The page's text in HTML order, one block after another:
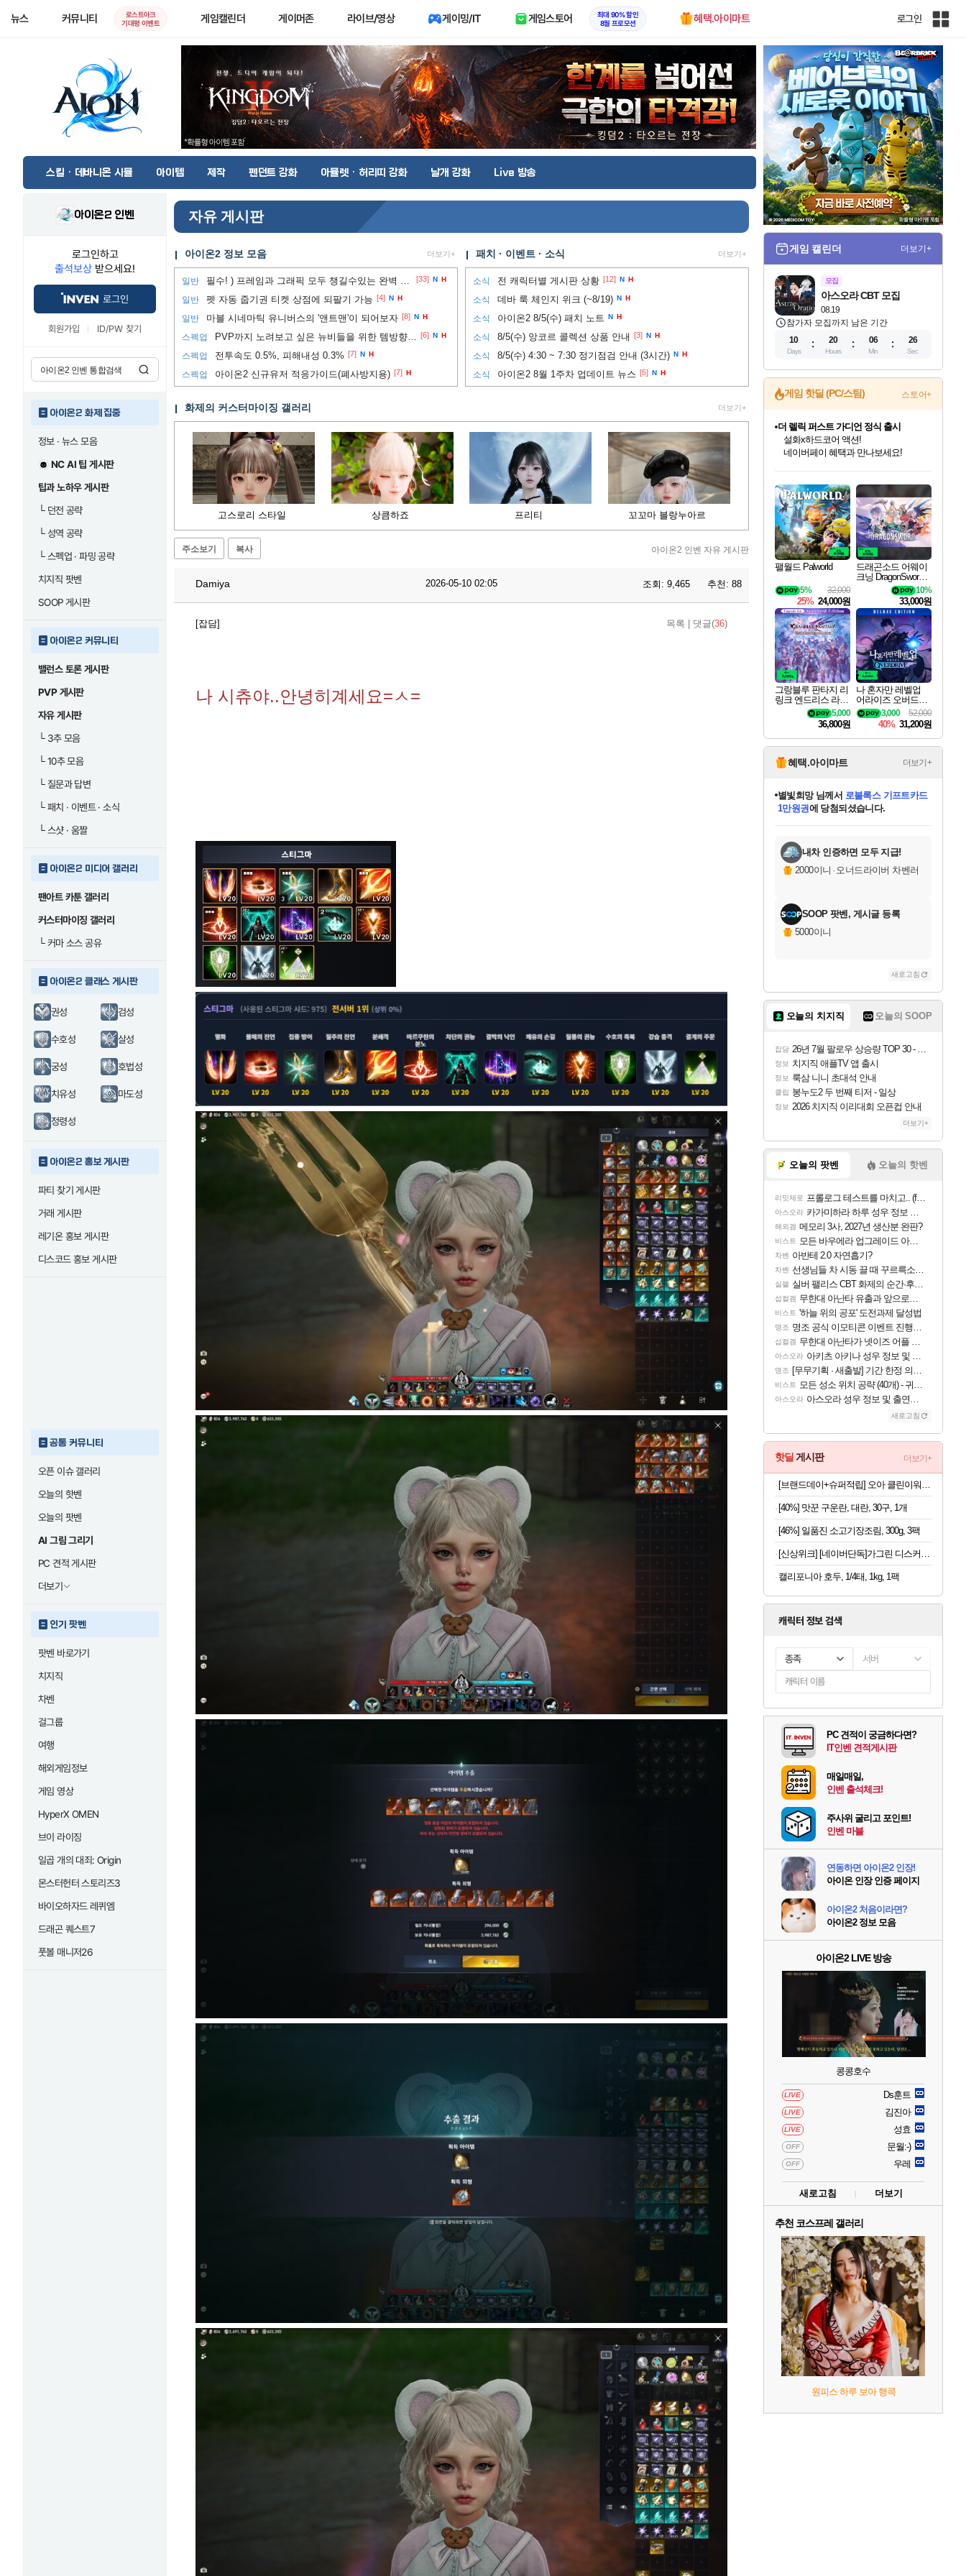
뉴스 커뮤니티
로스트아크
기대평 이벤트
게임캘린더 게이머존 라이브/영상 게이밍/IT 게임스토어
최대 90% 할인
8월 프로모션
혜택.아이마트 로그인
인
사
이
트
맵
스킬 · 데바니온 시뮬 아이템 제작 펜던트 강화 아뮬렛 · 허리띠 강화 날개 강화 Live 방송
아이온2 인벤
로그인하고
출석보상 받으세요!
로그인
회원가입 ID/PW 찾기
아이온2 화제 집중
정보 · 뉴스 모음
NC AI 팁 게시판
팁과 노하우 게시판
└던전 공략
└성역 공략
└스펙업 · 파밍 공략
치지직 팟벤
SOOP 게시판
아이온2 커뮤니티
밸런스 토론 게시판
PVP 게시판
자유 게시판
└3추 모음
└10추 모음
└질문과 답변
└패치 · 이벤트 · 소식
└스샷 · 움짤
아이온2 미디어 갤러리
팬아트 카툰 갤러리
커스터마이징 갤러리
└커마 소스 공유
아이온2 클래스 게시판
권성 검성
수호성 살성
궁성 호법성
치유성 마도성
정령성
아이온2 홍보 게시판
파티 찾기 게시판
거래 게시판
레기온 홍보 게시판
디스코드 홍보 게시판
공통 커뮤니티
오픈 이슈 갤러리
오늘의 핫벤
오늘의 팟벤
AI 그림 그리기
PC 견적 게시판
더보기
인기 팟벤
팟벤 바로가기
치지직
차벤
걸그룹
여행
해외게임정보
게임 영상
HyperX OMEN
브이 라이징
일곱 개의 대죄: Origin
몬스터헌터 스토리즈3
바이오하자드 레퀴엠
드래곤 퀘스트7
풋볼 매니저26
자유 게시판
아이온2 정보 모음 더보기+
일반 필수! ) 프레임과 그래픽 모두 챙길수있는 완벽 세팅법!! [33] N H
일반 펫 자동 줍기권 티켓 상점에 되팔기 가능 [4] N H
일반 마블 시네마틱 유니버스의 '앤트맨'이 되어보자 [8] N H
스펙업 PVP까지 노려보고 싶은 뉴비들을 위한 템방향성 추천 [6] N H
스펙업 전투속도 0.5%, 피해내성 0.3% [7] N H
스펙업 아이온2 신규유저 적응가이드(폐사방지용) [7] H
패치 · 이벤트 · 소식 더보기+
소식 전 캐릭터별 게시판 상황 [12] N H
소식 데바 룩 체인지 위크 (~8/19) N H
소식 아이온2 8/5(수) 패치 노트 N H
소식 8/5(수) 앙코르 콜렉션 상품 안내 [3] N H
소식 8/5(수) 4:30 ~ 7:30 정기점검 안내 (3시간) N H
소식 아이온2 8월 1주차 업데이트 뉴스 [5] N H
화제의 커스터마이징 갤러리 더보기+
고스로리 스타일 상큼하죠 프리티 꼬꼬마 블랑누아르
주소보기 복사 아이온2 인벤 자유 게시판
Damiya 2026-05-10 02:05 조회: 9,465 추천: 88
[잡담] 목록 댓글(36)
나 시츄야..안녕히계세요=ㅅ=
게임 캘린더 더보기+
모집
08.19
아스오라 CBT 모집
참가자 모집까지 남은 기간
10
Days
20
Hours
06
Min
24
Sec
게임 핫딜 (PC/스팀) 스토어+
최대 90% 할인가를 만나보세요!
네이버혜택과 함께 만나보세요!
50%할인&추가 적립까지!
네이버 포인트 혜택까지!
이니&베니 혜택까지!
네이버 혜택가와 함께 예약하세요!
할인&네이버혜택으로 만나보세요!
더 렐릭 퍼스트 가디언 정식 출시
설화x하드코어 액션!
네이버페이 혜택과 만나보세요!
40주년 프로모션으로 만나보세요!
할인가에 만나보세요!
일부 에디션 상시 할인!
혜택으로 예약 판매 중
편안하게 충전하세요
팰월드 Palworld
32,000
5%
25% 24,000원
드래곤소드 어웨이
크닝 DragonSword A
10%
33,000원
그랑블루 판타지 리
링크 엔드리스 라그
나로크 업그레이드
킷 Granblue Fantasy
Relink Endless Ragn
arok Upgrade Kit DL
C
5,000
36,800원
나 혼자만 레벨업
어라이즈 오버드라
이브 디럭스 에디션
Solo Leveling Arise
Overdrive Deluxe Edi
tion
52,000
3,000
40% 31,200원
혜택.아이마트 더보기+
교환.
당첨되셨습니다.
당첨되셨습니다.
당첨되셨습니다.
별빛희망님께서 로블록스 기프트카드
1만원권에 당첨되셨습니다.
당첨되셨습니다.
당첨되셨습니다.
당첨되셨습니다.
당첨되셨습니다.
에디션 (스팀코드)를 교환.
당첨되셨습니다.
내차 인증하면 모두 지급!
2000이니 · 오너드라이버 차벤러
SOOP 팟벤, 게시글 등록
5000이니
새로고침
오늘의 치지직 오늘의 SOOP
잡담 26년 7월 팔로우 상승량 TOP 30 - 월간 치지직
정보 치지직 애플TV 앱 출시
정보 룩삼 니니 초대석 안내
클립 봉누도2 두 번째 티저 - 일상
정보 2026 치지직 이리대회 오픈컵 안내
더보기+
오늘의 팟벤 오늘의 핫벤
리밋제로 프롤로그 테스트를 마치고.. (feat. 리아)
아스오라 카가미하라 하루 성우 정보 및 주요 필모
해외겜 메모리 3사, 2027년 생산분 완판?
비스트 모든 바우에라 업그레이드 아이템 획득 위치 공략 (89개)
차벤 아반테 2.0 자연흡기?
차벤 선생님들 차 시동 끌 때 꾸르륵소리나는데
실팰 실버 팰리스 CBT 화제의 순간·후기 모음
섭컬겜 무한대 아난타 유출과 앞으로의 예상 (루머)
비스트 '하늘 위의 공포' 도전과제 달성법
명조 명조 공식 이모티콘 이벤트 진행해봤습니다! 참여부터 추첨까지????
섭컬겜 무한대 아난타가 넷이즈 어플 달력에 일정 등록
아스오라 아키츠 아키나 성우 정보 및 주요 필모
명조 [무무기획 · 새출발] 기간 한정 의뢰 이벤트
비스트 모든 성소 위치 공략 (40개) - 귀환한 영혼 도전과제
아스오라 아스오라 성우 정보 및 출연작 모음
새로고침
핫딜 게시판 더보기+
[40%] 맛꾼 구운란, 대란, 30구, 1개
[46%] 일품진 소고기장조림, 300g, 3팩
캘리포니아 호두, 1/4태, 1kg, 1팩
캐릭터 정보 검색
종족 서버
PC 견적이 궁금하다면?
IT인벤 견적게시판
매일매일,
인벤 출석체크!
주사위 굴리고 포인트!
인벤 마블
연동하면 아이온2 인장!
아이온 인장 인증 페이지
아이온2 처음이라면?
아이온2 정보 모음
아이온2 LIVE 방송
콩콩호수
LIVE Ds훈트
LIVE 김진아
LIVE 성효
OFF 문월:-)
OFF 우레
새로고침 더보기
추천 코스프레 갤러리
원피스 하루 보아 행콕